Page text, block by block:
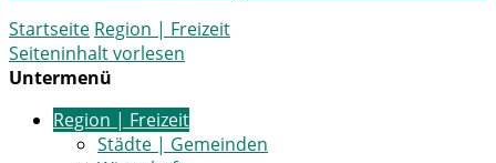
Startseite Region | Freizeit
Seiteninhalt vorlesen
Untermenü
Region | Freizeit
Städte | Gemeinden